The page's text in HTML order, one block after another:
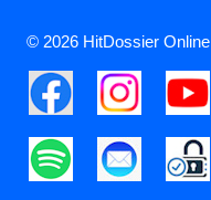
© 2026 HitDossier Online